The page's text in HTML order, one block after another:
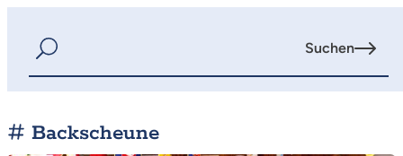
Suchen
Backscheune